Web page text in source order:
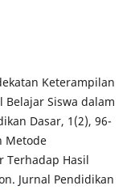
Keterampilan
Belajar Siswa dalam
Dasar, 1(2), 96-
Metode
Terhadap Hasil
Jurnal Pendidikan